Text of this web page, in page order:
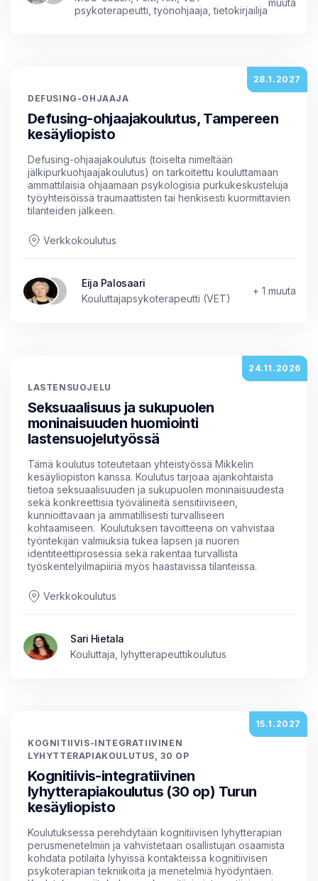
psykoterapeutti, työnohjaaja, tietokirjailija
muuta
28.1.2027
DEFUSING-OHJAAJA
Defusing-ohjaajakoulutus, Tampereen
kesäyliopisto
Defusing-ohjaajakoulutus (toiselta nimeltään
jälkipurkuohjaajakoulutus) on tarkoitettu kouluttamaan
ammattilaisia ohjaamaan psykologisia purkukeskusteluja
työyhteisöissä traumaattisten tai henkisesti kuormittavien
tilanteiden jälkeen.
Verkkokoulutus
Eija Palosaari
Kouluttajapsykoterapeutti (VET)
+ 1 muuta
24.11.2026
LASTENSUOJELU
Seksuaalisuus ja sukupuolen
moninaisuuden huomiointi
lastensuojelutyössä
Tämä koulutus toteutetaan yhteistyössä Mikkelin
kesäyliopiston kanssa. Koulutus tarjoaa ajankohtaista
tietoa seksuaalisuuden ja sukupuolen moninaisuudesta
sekä konkreettisia työvälineitä sensitiiviseen,
kunnioittavaan ja ammatillisesti turvalliseen
kohtaamiseen. Koulutuksen tavoitteena on vahvistaa
työntekijän valmiuksia tukea lapsen ja nuoren
identiteettiprosessia sekä rakentaa turvallista
työskentelyilmapiiriä myös haastavissa tilanteissa.
Verkkokoulutus
Sari Hietala
Kouluttaja, lyhytterapeuttikoulutus
15.1.2027
KOGNITIIVIS-INTEGRATIIVINEN
LYHYTTERAPIAKOULUTUS, 30 OP
Kognitiivis-integratiivinen
lyhytterapiakoulutus (30 op) Turun
kesäyliopisto
Koulutuksessa perehdytään kognitiivisen lyhytterapian
perusmenetelmiin ja vahvistetaan osallistujan osaamista
kohdata potilaita lyhyissä kontakteissa kognitiivisen
psykoterapian tekniikoita ja menetelmiä hyödyntäen.